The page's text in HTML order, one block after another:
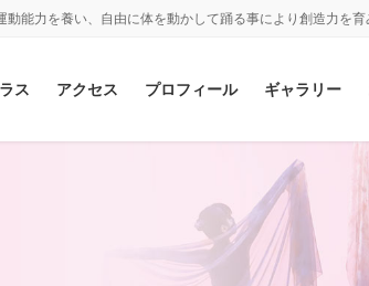
能力を養い、自由に体を動かして踊る事により創造力を育
ス アクセス プロフィール ギャラリー